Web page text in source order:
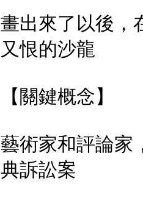
畫出來了以後，
又恨的沙龍
【關鍵概念】
藝術家和評論家
典訴訟案